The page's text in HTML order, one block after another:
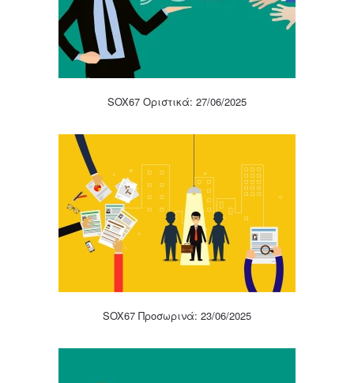
SOX67 Οριστικά: 27/06/2025
SOX67 Προσωρινά: 23/06/2025